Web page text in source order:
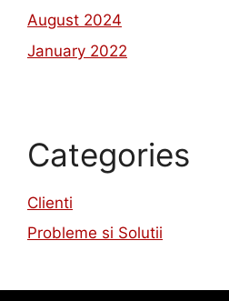
August 2024
January 2022
Categories
Clienti
Probleme si Solutii